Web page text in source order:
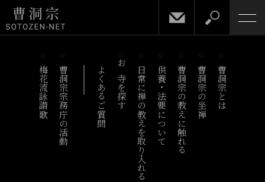
梅花流詠讃歌 曹洞宗宗務庁の活動 よくあるご質問 お寺を探す 日常に禅の教えを取り入れる供養・法要について曹洞宗の教えに触れる 曹洞宗の坐禅 曹洞宗とは